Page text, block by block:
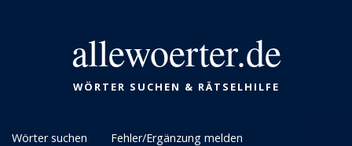
allewoerter.de
WÖRTER SUCHEN & RÄTSELHILFE
Wörter suchen Fehler/Ergänzung melden